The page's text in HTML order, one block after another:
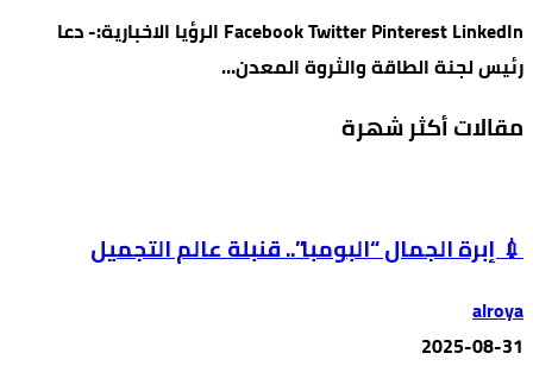
Facebook Twitter Pinterest LinkedIn الرؤيا الاخبارية:- دعا
رئيس لجنة الطاقة والثروة المعدن…
مقالات أكثر شهرة
💉 إبرة الجمال “البومبا”.. قنبلة عالم التجميل
alroya
2025-08-31